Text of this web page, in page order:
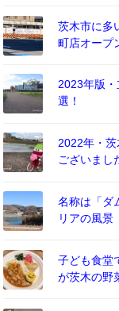
茨木市に多
町店オープ
2023年版
選！
2022年・茨
ございまし
名称は「ダ
リアの風景
子ども食堂
が茨木の野